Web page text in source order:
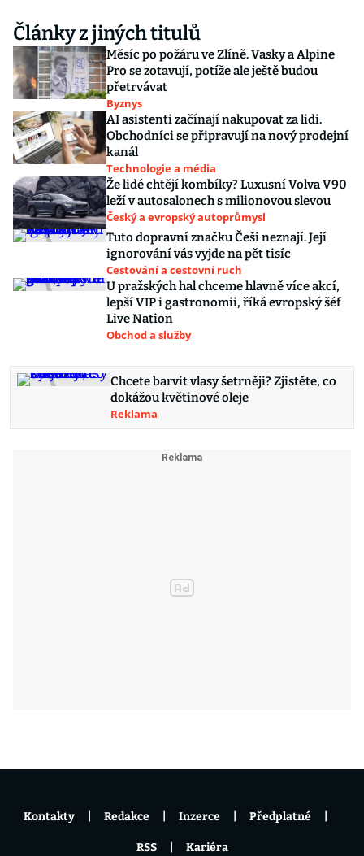
Články z jiných titulů
Měsíc po požáru ve Zlíně. Vasky a Alpine
Pro se zotavují, potíže ale ještě budou
přetrvávat
Byznys
AI asistenti začínají nakupovat za lidi.
Obchodníci se připravují na nový prodejní
kanál
Technologie a média
Že lidé chtějí kombíky? Luxusní Volva V90
leží v autosalonech s milionovou slevou
Český a evropský autoprůmysl
Tuto dopravní značku Češi neznají. Její
ignorování vás vyjde na pět tisíc
Cestování a cestovní ruch
U pražských hal chceme hlavně více akcí,
lepší VIP i gastronomii, říká evropský šéf
Live Nation
Obchod a služby
Chcete barvit vlasy šetrněji? Zjistěte, co
dokážou květinové oleje
Reklama
Kontakty Redakce Inzerce Předplatné
RSS Kariéra